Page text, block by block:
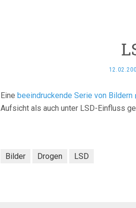
Eine beeindruckende Serie von Bildern
Aufsicht als auch unter LSD-Einfluss
Bilder Drogen LSD